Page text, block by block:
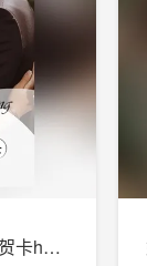
婚礼邀请函电子请柬电子贺卡h5制作